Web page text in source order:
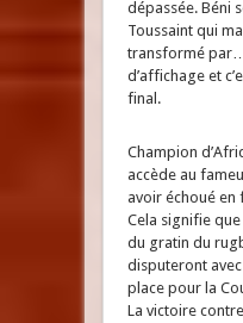
dépassée. Béni
Toussaint qui
transformé
d’affichage et
final.
Champion
accède au
avoir échoué en
Cela signifie
du gratin du
disputeront
place pour la
La victoire